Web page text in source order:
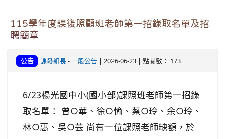
115學年度課後照顧班老師第一招錄取名單及招
聘簡章
公告 課發組長-一般公告 | 2026-06-23 | 點閱數： 173
6/23楊光國中小(國小部)課照班老師第一招錄
取名單： 曾○華、徐○愉、蔡○玲、余○玲、
林○惠、吳○芸 尚有一位課照老師缺額，於